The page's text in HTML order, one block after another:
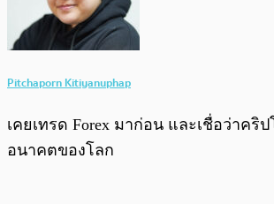
Pitchaporn Kitiyanuphap
เคยเทรด Forex มาก่อน และเชื่อว่าคริ
อนาคตของโลก